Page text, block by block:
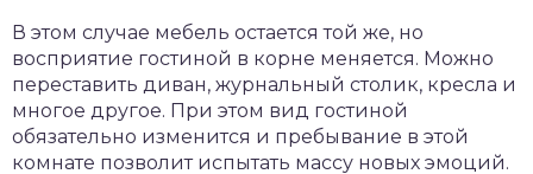
В этом случае мебель остается той же, но
восприятие гостиной в корне меняется. Можно
переставить диван, журнальный столик, кресла и
многое другое. При этом вид гостиной
обязательно изменится и пребывание в этой
комнате позволит испытать массу новых эмоций.